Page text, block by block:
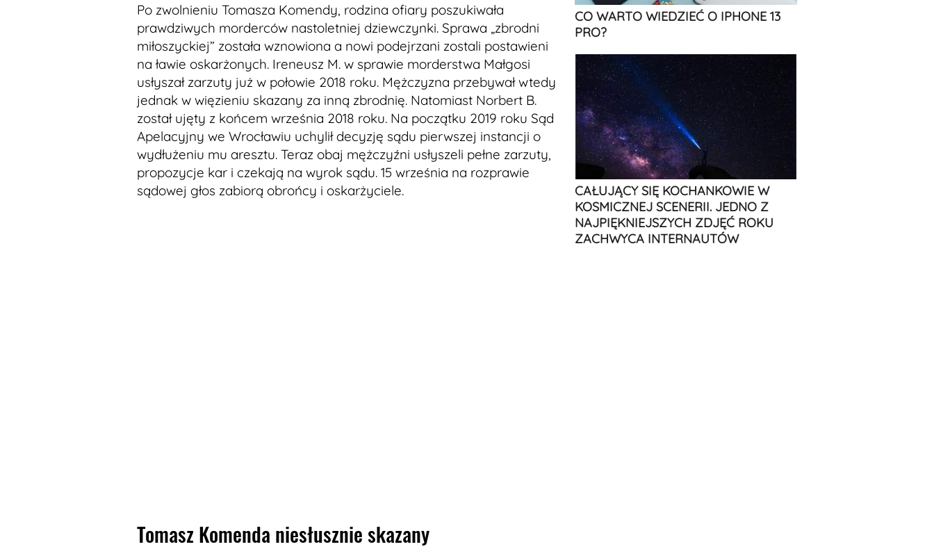
Po zwolnieniu Tomasza Komendy, rodzina ofiary poszukiwała
prawdziwych morderców nastoletniej dziewczynki. Sprawa „zbrodni
miłoszyckiej” została wznowiona a nowi podejrzani zostali postawieni
na ławie oskarżonych. Ireneusz M. w sprawie morderstwa Małgosi
usłyszał zarzuty już w połowie 2018 roku. Mężczyzna przebywał wtedy
jednak w więzieniu skazany za inną zbrodnię. Natomiast Norbert B.
został ujęty z końcem września 2018 roku. Na początku 2019 roku Sąd
Apelacyjny we Wrocławiu uchylił decyzję sądu pierwszej instancji o
wydłużeniu mu aresztu. Teraz obaj mężczyźni usłyszeli pełne zarzuty,
propozycje kar i czekają na wyrok sądu. 15 września na rozprawie
sądowej głos zabiorą obrońcy i oskarżyciele.
Tomasz Komenda niesłusznie skazany
CO WARTO WIEDZIEĆ O IPHONE 13
PRO?
CAŁUJĄCY SIĘ KOCHANKOWIE W
KOSMICZNEJ SCENERII. JEDNO Z
NAJPIĘKNIEJSZYCH ZDJĘĆ ROKU
ZACHWYCA INTERNAUTÓW